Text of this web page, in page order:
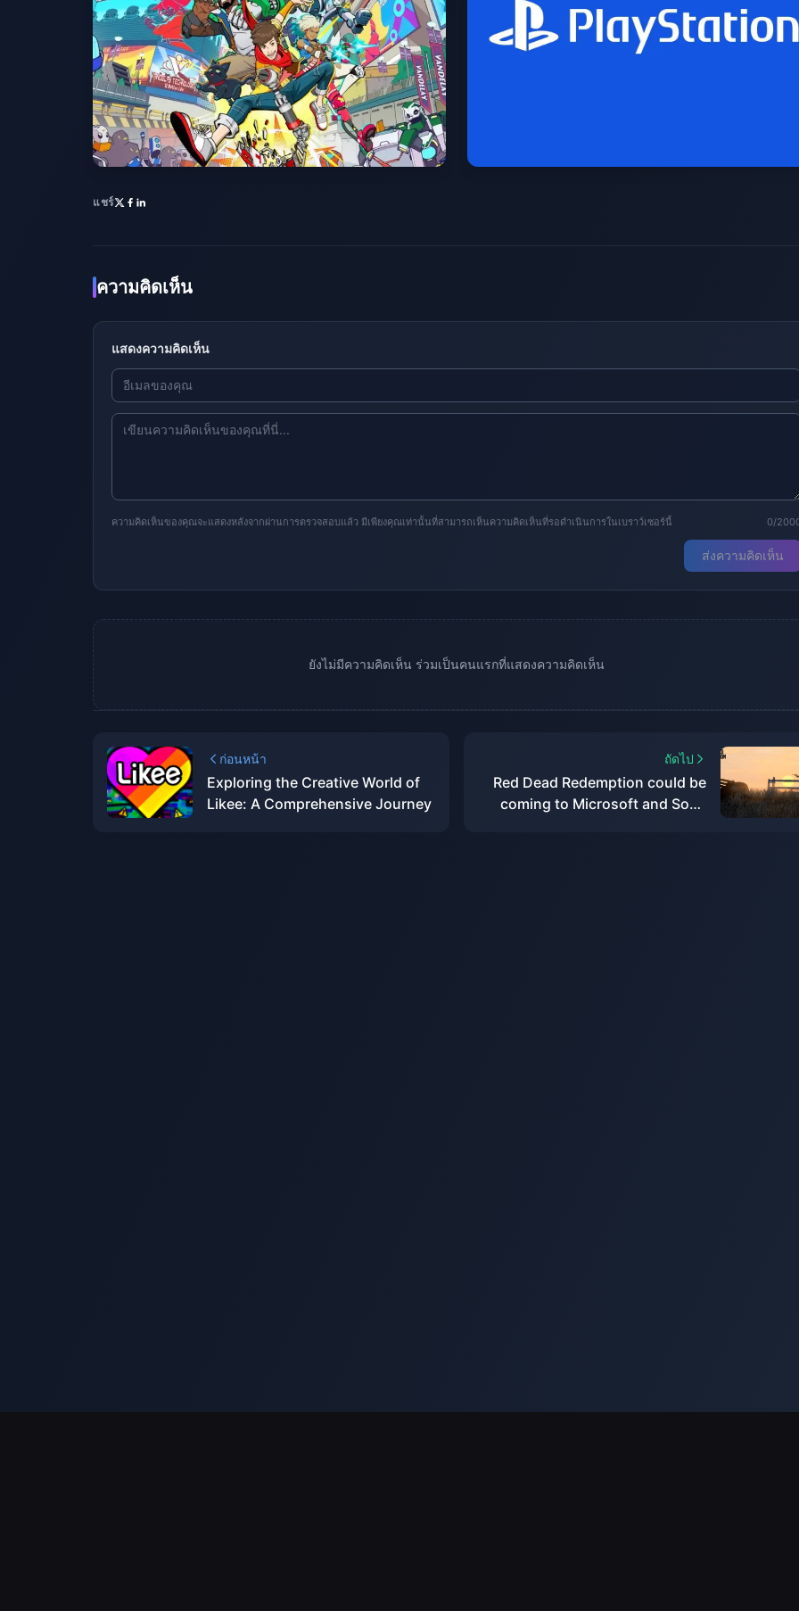
แชร์
ความคิดเห็น
แสดงความคิดเห็น
ความคิดเห็นของคุณจะแสดงหลังจากผ่านการตรวจสอบแล้ว มีเพียงคุณเท่านั้นที่สามารถเห็นความคิดเห็นที่รอดำเนินการในเบราว์เซอร์นี้ 0/
ส่งความคิดเห็น
ยังไม่มีความคิดเห็น ร่วมเป็นคนแรกที่แสดงความคิดเห็น
ก่อนหน้า
Exploring the Creative World of
Likee: A Comprehensive Journey
ถัดไป
Red Dead Redemption could be
coming to Microsoft and Sony